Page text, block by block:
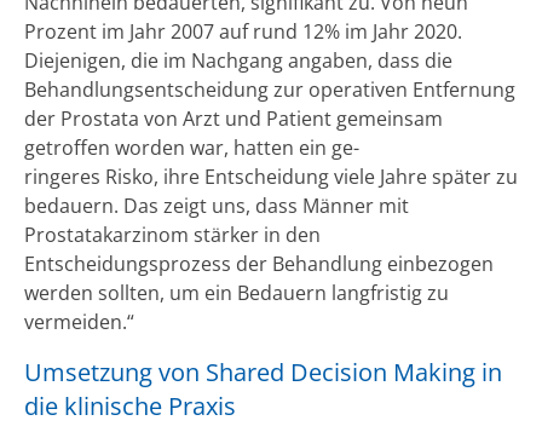
Prozent im Jahr 2007 auf rund 12% im Jahr 2020.
Diejenigen, die im Nachgang angaben, dass die
Behandlungsentscheidung zur operativen Entfernung
der Prostata von Arzt und Patient gemeinsam
getroffen worden war, hatten ein ge-
ringeres Risko, ihre Entscheidung viele Jahre später zu
bedauern. Das zeigt uns, dass Männer mit
Prostatakarzinom stärker in den
Entscheidungsprozess der Behandlung einbezogen
werden sollten, um ein Bedauern langfristig zu
vermeiden.“
Umsetzung von Shared Decision Making in
die klinische Praxis